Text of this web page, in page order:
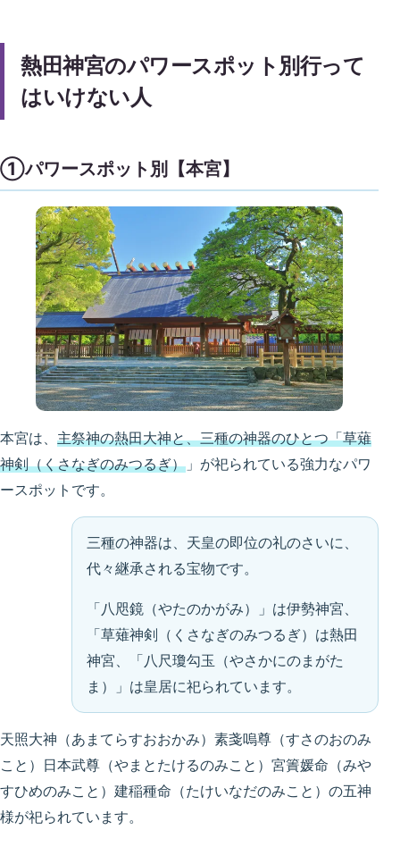
熱田神宮のパワースポット別行って
はいけない人
①パワースポット別【本宮】
本宮は、 主祭神の熱田大神と、三種の神器のひとつ「草薙
神剣（くさなぎのみつるぎ） 」が祀られている強力なパワ
ースポットです。
三種の神器は、天皇の即位の礼のさいに、
代々継承される宝物です。
「八咫鏡（やたのかがみ）」 は伊勢神宮、
「草薙神剣（くさなぎのみつるぎ） は熱田
神宮、「八 尺瓊勾玉（やさかにのまがた
ま）」 は皇居に祀られています。
天照大神（あまてらすおおかみ）素戔嗚尊（すさのおのみ
こと）日本武尊（やまとたけるのみこと）宮簀媛命（みや
すひめのみこと）建稲種命（たけいなだのみこと）の五神
様が祀られています。